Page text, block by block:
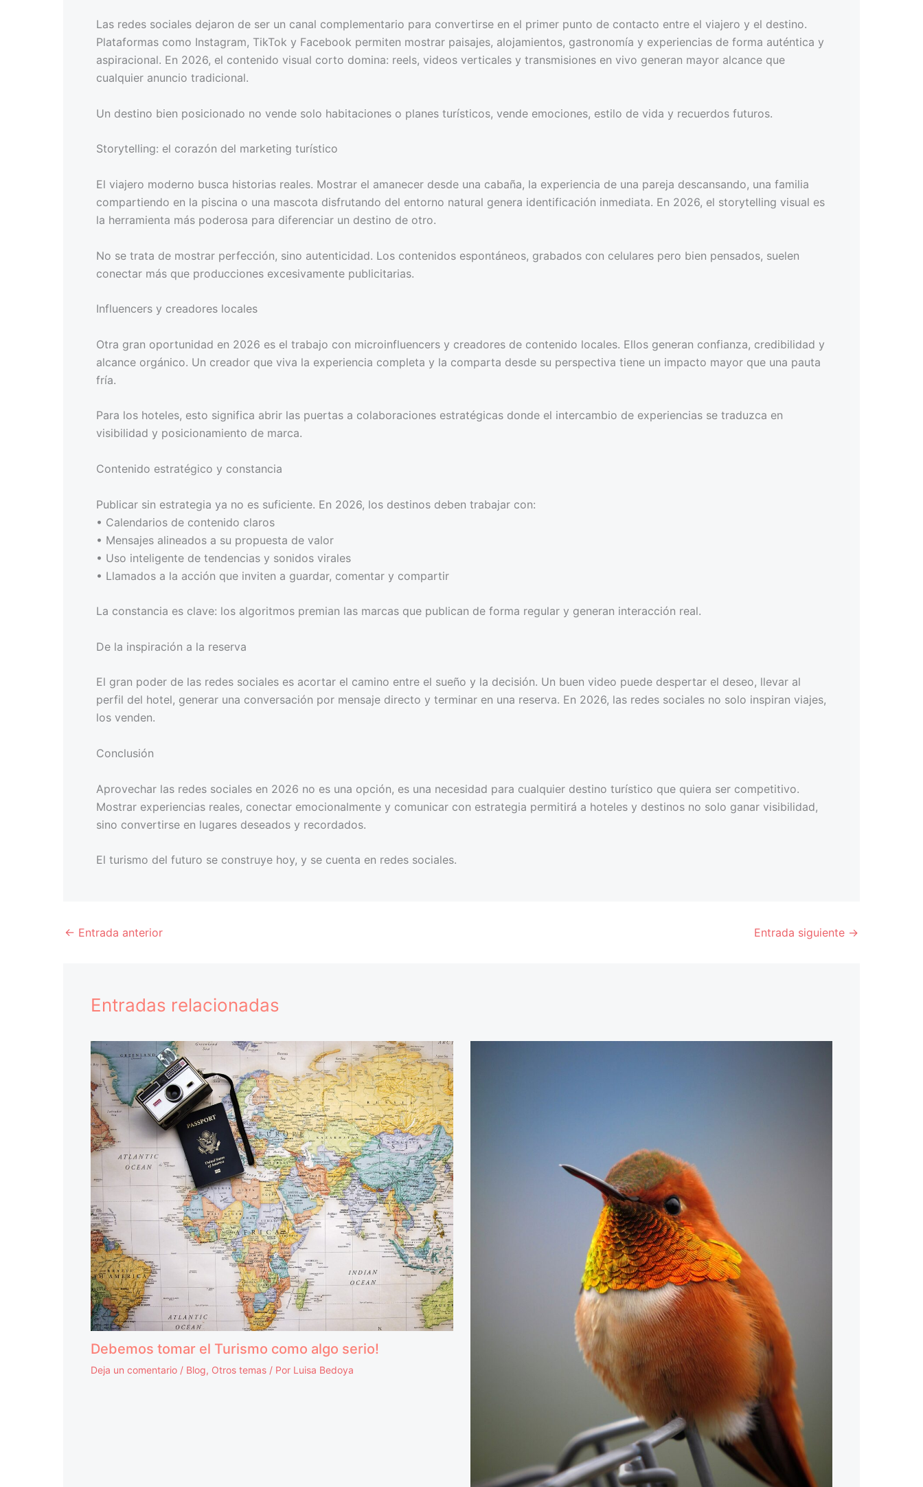
Las redes sociales dejaron de ser un canal complementario para convertirse en el primer punto de contacto entre el viajero y el destino.
Plataformas como Instagram, TikTok y Facebook permiten mostrar paisajes, alojamientos, gastronomía y experiencias de forma auténtica y
aspiracional. En 2026, el contenido visual corto domina: reels, videos verticales y transmisiones en vivo generan mayor alcance que
cualquier anuncio tradicional.
Un destino bien posicionado no vende solo habitaciones o planes turísticos, vende emociones, estilo de vida y recuerdos futuros.
Storytelling: el corazón del marketing turístico
El viajero moderno busca historias reales. Mostrar el amanecer desde una cabaña, la experiencia de una pareja descansando, una familia
compartiendo en la piscina o una mascota disfrutando del entorno natural genera identificación inmediata. En 2026, el storytelling visual es
la herramienta más poderosa para diferenciar un destino de otro.
No se trata de mostrar perfección, sino autenticidad. Los contenidos espontáneos, grabados con celulares pero bien pensados, suelen
conectar más que producciones excesivamente publicitarias.
Influencers y creadores locales
Otra gran oportunidad en 2026 es el trabajo con microinfluencers y creadores de contenido locales. Ellos generan confianza, credibilidad y
alcance orgánico. Un creador que viva la experiencia completa y la comparta desde su perspectiva tiene un impacto mayor que una pauta
fría.
Para los hoteles, esto significa abrir las puertas a colaboraciones estratégicas donde el intercambio de experiencias se traduzca en
visibilidad y posicionamiento de marca.
Contenido estratégico y constancia
Publicar sin estrategia ya no es suficiente. En 2026, los destinos deben trabajar con:
• Calendarios de contenido claros
• Mensajes alineados a su propuesta de valor
• Uso inteligente de tendencias y sonidos virales
• Llamados a la acción que inviten a guardar, comentar y compartir
La constancia es clave: los algoritmos premian las marcas que publican de forma regular y generan interacción real.
De la inspiración a la reserva
El gran poder de las redes sociales es acortar el camino entre el sueño y la decisión. Un buen video puede despertar el deseo, llevar al
perfil del hotel, generar una conversación por mensaje directo y terminar en una reserva. En 2026, las redes sociales no solo inspiran viajes,
los venden.
Conclusión
Aprovechar las redes sociales en 2026 no es una opción, es una necesidad para cualquier destino turístico que quiera ser competitivo.
Mostrar experiencias reales, conectar emocionalmente y comunicar con estrategia permitirá a hoteles y destinos no solo ganar visibilidad,
sino convertirse en lugares deseados y recordados.
El turismo del futuro se construye hoy, y se cuenta en redes sociales.
← Entrada anterior Entrada siguiente →
Entradas relacionadas
Debemos tomar el Turismo como algo serio!
Deja un comentario / Blog, Otros temas / Por Luisa Bedoya